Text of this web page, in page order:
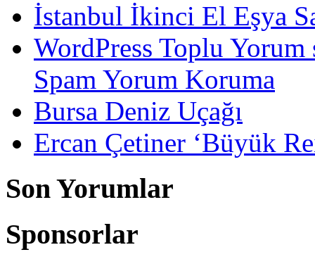
İstanbul İkinci El Eşya
WordPress Toplu
Spam Yorum Koruma
Bursa Deniz Uçağı
Ercan Çetiner ‘Büyük
Son Yorumlar
Sponsorlar